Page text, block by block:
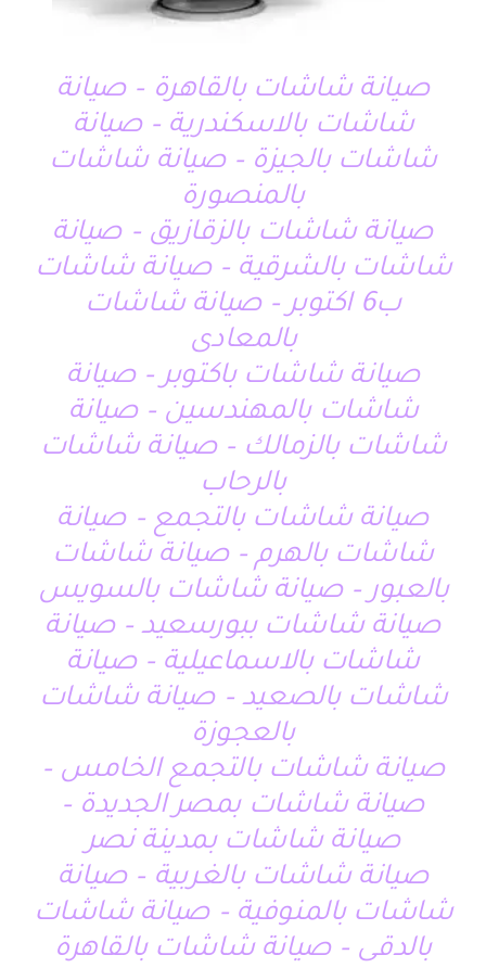
صيانة شاشات بالقاهرة – صيانة
شاشات بالاسكندرية – صيانة
شاشات بالجيزة – صيانة شاشات
بالمنصورة
صيانة شاشات بالزقازيق – صيانة
شاشات بالشرقية – صيانة شاشات
ب6 اكتوبر – صيانة شاشات
بالمعادى
صيانة شاشات باكتوبر – صيانة
شاشات بالمهندسين – صيانة
شاشات بالزمالك – صيانة شاشات
بالرحاب
صيانة شاشات بالتجمع – صيانة
شاشات بالهرم – صيانة شاشات
بالعبور – صيانة شاشات بالسويس
صيانة شاشات ببورسعيد – صيانة
شاشات بالاسماعيلية – صيانة
شاشات بالصعيد – صيانة شاشات
بالعجوزة
صيانة شاشات بالتجمع الخامس –
صيانة شاشات بمصر الجديدة –
صيانة شاشات بمدينة نصر
صيانة شاشات بالغربية – صيانة
شاشات بالمنوفية – صيانة شاشات
بالدقى – صيانة شاشات بالقاهرة